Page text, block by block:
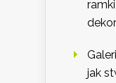
jak